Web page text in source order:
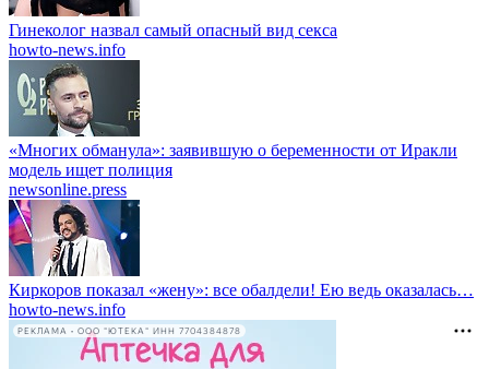
Гинеколог назвал самый опасный вид секса
howto-news.info
«Многих обманула»: заявившую о беременности от Иракли
модель ищет полиция
newsonline.press
Киркоров показал «жену»: все обалдели! Ею ведь оказалась…
howto-news.info
РЕКЛАМА • ООО "ЮТЕКА" ИНН 7704384878